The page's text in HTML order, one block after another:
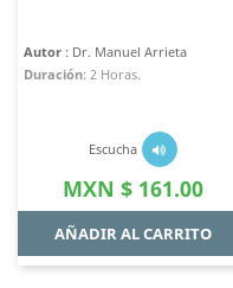
Autor : Dr. Manuel Arrieta
Duración: 2 Horas.
Escucha
Precio
MXN $ 161.00
AÑADIR AL CARRITO